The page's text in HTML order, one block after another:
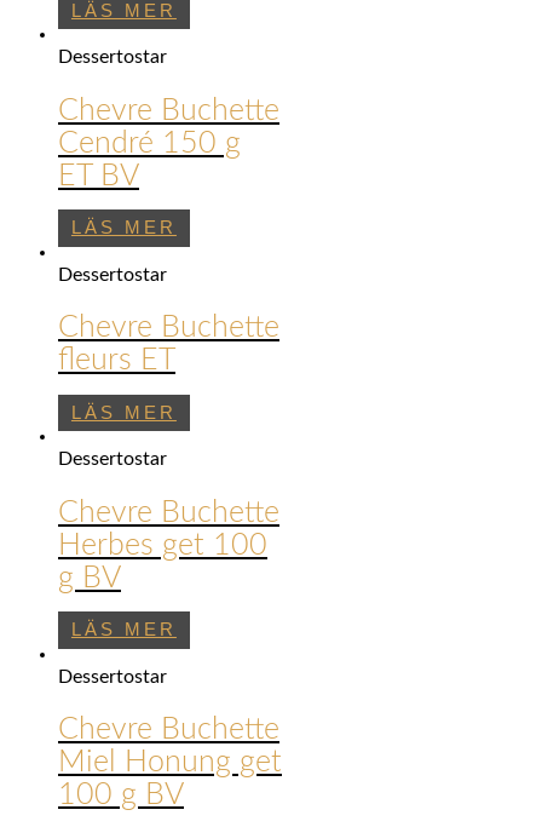
LÄS MER
Dessertostar
Chevre Buchette
Cendré 150 g
ET BV
LÄS MER
Dessertostar
Chevre Buchette
fleurs ET
LÄS MER
Dessertostar
Chevre Buchette
Herbes get 100
g BV
LÄS MER
Dessertostar
Chevre Buchette
Miel Honung get
100 g BV